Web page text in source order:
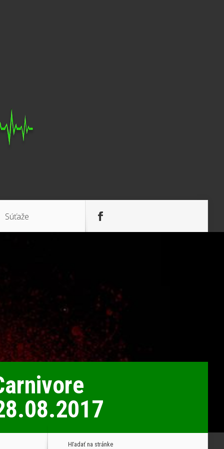
Súťaže
Hľadať na stránke